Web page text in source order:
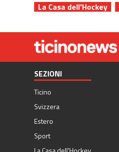
La Casa dell'Hockey
SEZIONI
Ticino
Svizzera
Estero
Sport